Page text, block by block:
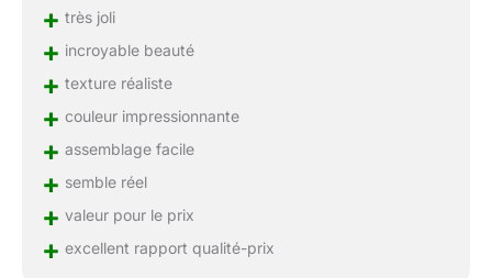
+ très joli
+ incroyable beauté
+ texture réaliste
+ couleur impressionnante
+ assemblage facile
+ semble réel
+ valeur pour le prix
+ excellent rapport qualité-prix